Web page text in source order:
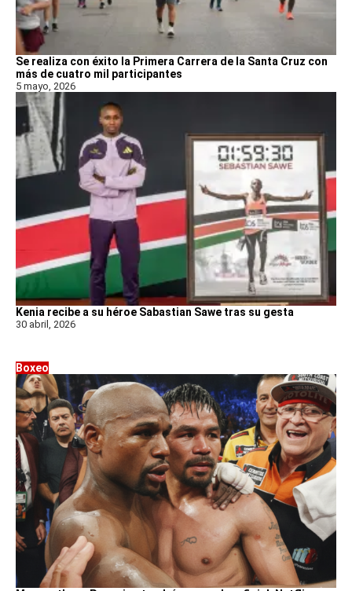
Se realiza con éxito la Primera Carrera de la Santa Cruz con
más de cuatro mil participantes
5 mayo, 2026
Kenia recibe a su héroe Sabastian Sawe tras su gesta
30 abril, 2026
Boxeo